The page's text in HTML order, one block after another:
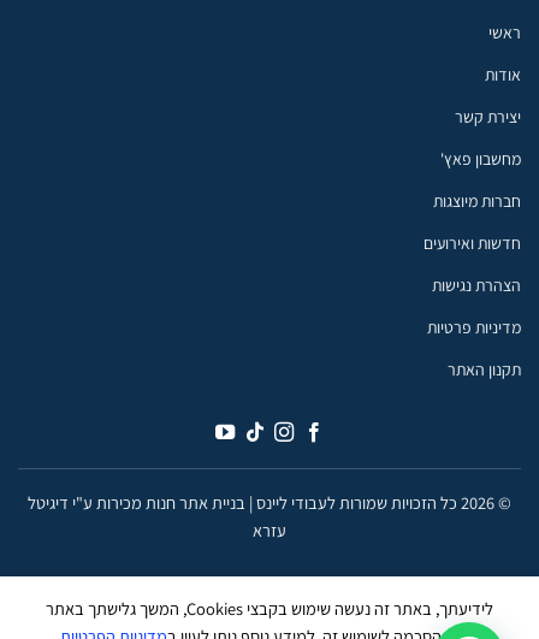
ראשי
אודות
יצירת קשר
מחשבון פאץ'
חברות מיוצגות
חדשות ואירועים
הצהרת נגישות
מדיניות פרטיות
תקנון האתר
© 2026 כל הזכויות שמורות לעבודי ליינס |
בניית אתר חנות מכירות ע"י דיגיטל
עזרא
לידיעתך, באתר זה נעשה שימוש בקבצי Cookies, המשך גלישתך באתר